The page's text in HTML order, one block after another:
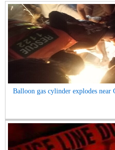
Balloon gas cylinder explodes